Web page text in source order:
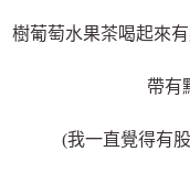
樹葡萄水果茶喝起來
帶有
(我一直覺得有